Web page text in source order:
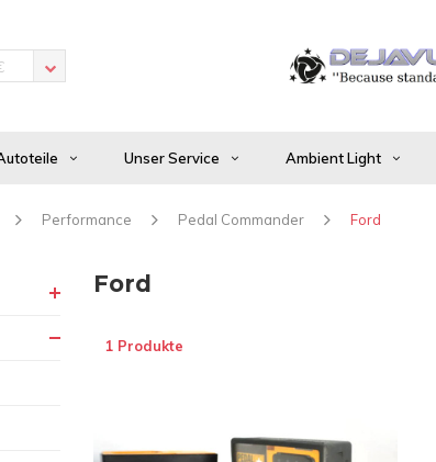
Unser Service Ambient Light
Performance Pedal Commander Ford
Ford
1 Produkte